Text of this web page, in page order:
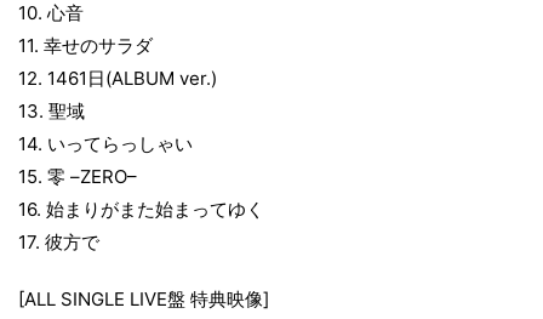
10. 心音
11. 幸せのサラダ
12. 1461日(ALBUM ver.)
13. 聖域
14. いってらっしゃい
15. 零 –ZERO–
16. 始まりがまた始まってゆく
17. 彼方で
[ALL SINGLE LIVE盤 特典映像]